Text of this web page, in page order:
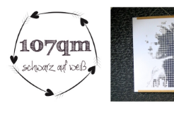
content